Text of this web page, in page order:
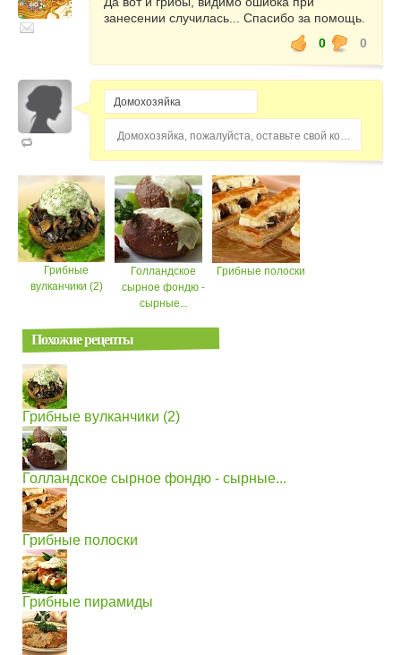
занесении случилась... Спасибо за помощь.
0
0
Домохозяйка, пожалуйста, оставьте свой комментарий...
Грибные
вулканчики (2)
Голландское
сырное фондю -
сырные...
Грибные полоски
Похожие рецепты
Грибные вулканчики (2)
Голландское сырное фондю - сырные...
Грибные полоски
Грибные пирамиды